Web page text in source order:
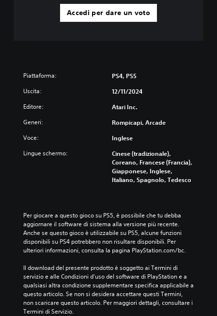
Accedi per dare un voto
Piattaforma: PS4, PS5
Uscita: 12/11/2024
Editore: Atari Inc.
Generi: Rompicapi, Arcade
Voce: Inglese
Lingue schermo:
Cinese (tradizionale),
Coreano, Francese (Francia),
Giapponese, Inglese,
Italiano, Spagnolo, Tedesco
Per giocare a questo gioco su PS5, è possibile che tu debba
aggiornare il software di sistema alla versione più recente.
Anche se questo gioco è utilizzabile su PS5, alcune funzioni
disponibili su PS4 potrebbero non risultare disponibili. Per
ulteriori informazioni, consulta la pagina PlayStation.com/bc.
Il download del presente prodotto è soggetto ai Termini di
servizio e alle Condizioni d'uso del software di PlayStation e a
qualsiasi altra condizione supplementare specifica applicabile a
questo articolo. Se non si desidera accettare questi Termini,
non scaricare questo articolo. Per maggiori dettagli, consultare i
Termini di Servizio.